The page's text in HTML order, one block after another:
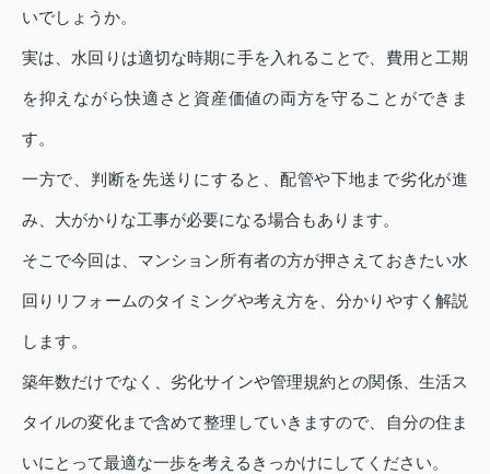
いでしょうか。
実は、水回りは適切な時期に手を入れることで、費用と工期
を抑えながら快適さと資産価値の両方を守ることができま
す。
一方で、判断を先送りにすると、配管や下地まで劣化が進
み、大がかりな工事が必要になる場合もあります。
そこで今回は、マンション所有者の方が押さえておきたい水
回りリフォームのタイミングや考え方を、分かりやすく解説
します。
築年数だけでなく、劣化サインや管理規約との関係、生活ス
タイルの変化まで含めて整理していきますので、自分の住ま
いにとって最適な一歩を考えるきっかけにしてください。